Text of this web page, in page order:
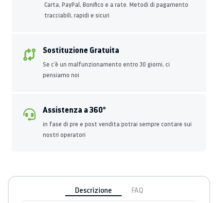
Carta, PayPal, Bonifico e a rate. Metodi di pagamento
tracciabili, rapidi e sicuri
Sostituzione Gratuita
Se c’è un malfunzionamento entro 30 giorni, ci
pensiamo noi
Assistenza a 360°
in fase di pre e post vendita potrai sempre contare sui
nostri operatori
Descrizione FAQ